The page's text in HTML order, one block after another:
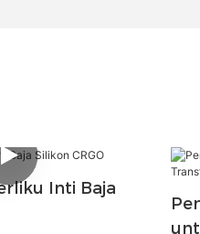
Inti Baja